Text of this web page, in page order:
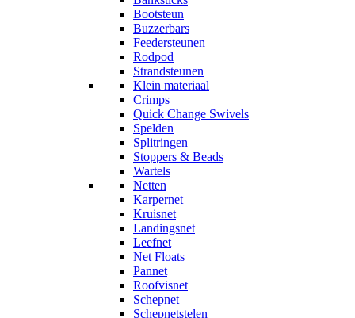
Bootsteun
Buzzerbars
Feedersteunen
Rodpod
Strandsteunen
Klein materiaal
Crimps
Quick Change Swivels
Spelden
Splitringen
Stoppers & Beads
Wartels
Netten
Karpernet
Kruisnet
Landingsnet
Leefnet
Net Floats
Pannet
Roofvisnet
Schepnet
Schepnetstelen